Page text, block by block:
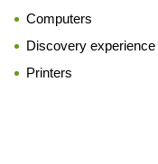
Computers
Discovery experience
Printers